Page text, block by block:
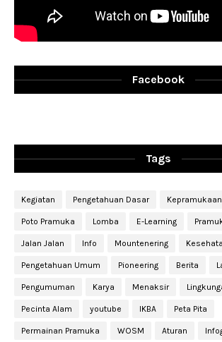
Facebook
Tags
Kegiatan Pengetahuan Dasar Kepramukaan
Poto Pramuka Lomba E-Learning
Jalan Jalan Info Mountenering
Pengetahuan Umum Pioneering Berita
Pengumuman Karya Menaksir
Pecinta Alam youtube IKBA Peta Pita
Permainan Pramuka WOSM Aturan